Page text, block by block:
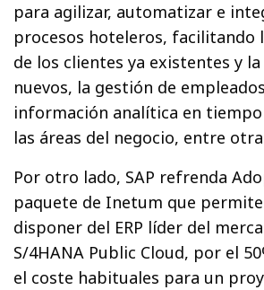
para agilizar, automatizar e
procesos hoteleros, facilitando
de los clientes ya existentes y
nuevos, la gestión de
información analítica en
las áreas del negocio, entre
Por otro lado, SAP refrenda
paquete de Inetum que
disponer del ERP líder del
S/4HANA Public Cloud, por el
el coste habituales para un